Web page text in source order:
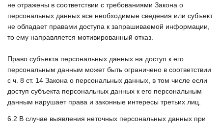
не отражены в соответствии с требованиями Закона о
персональных данных все необходимые сведения или субъект
не обладает правами доступа к запрашиваемой информации,
то ему направляется мотивированный отказ.
Право субъекта персональных данных на доступ к его
персональным данным может быть ограничено в соответствии
с ч. 8 ст. 14 Закона о персональных данных, в том числе если
доступ субъекта персональных данных к его персональным
данным нарушает права и законные интересы третьих лиц.
6.2 В случае выявления неточных персональных данных при